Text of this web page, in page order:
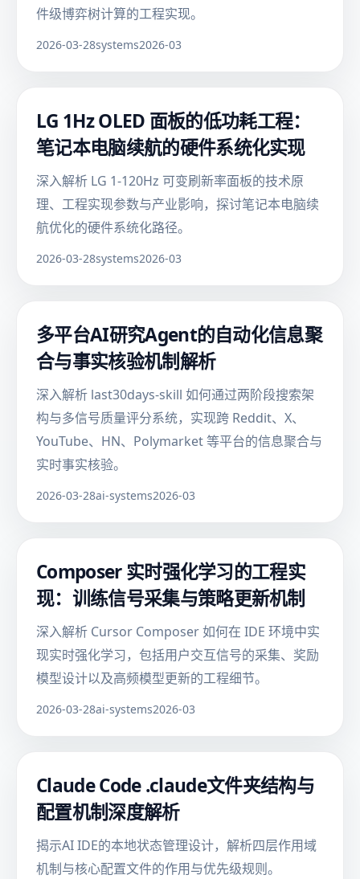
件级博弈树计算的工程实现。
2026-03-28systems2026-03
LG 1Hz OLED 面板的低功耗工程：
笔记本电脑续航的硬件系统化实现
深入解析 LG 1-120Hz 可变刷新率面板的技术原
理、工程实现参数与产业影响，探讨笔记本电脑续
航优化的硬件系统化路径。
2026-03-28systems2026-03
多平台AI研究Agent的自动化信息聚
合与事实核验机制解析
深入解析 last30days-skill 如何通过两阶段搜索架
构与多信号质量评分系统，实现跨 Reddit、X、
YouTube、HN、Polymarket 等平台的信息聚合与
实时事实核验。
2026-03-28ai-systems2026-03
Composer 实时强化学习的工程实
现：训练信号采集与策略更新机制
深入解析 Cursor Composer 如何在 IDE 环境中实
现实时强化学习，包括用户交互信号的采集、奖励
模型设计以及高频模型更新的工程细节。
2026-03-28ai-systems2026-03
Claude Code .claude文件夹结构与
配置机制深度解析
揭示AI IDE的本地状态管理设计，解析四层作用域
机制与核心配置文件的作用与优先级规则。